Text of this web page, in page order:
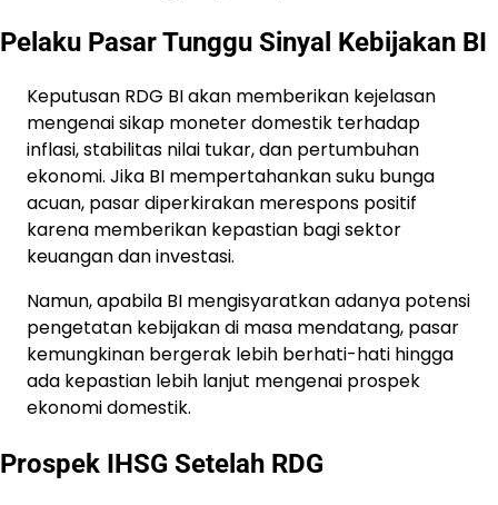
Pelaku Pasar Tunggu Sinyal Kebijakan BI
Keputusan RDG BI akan memberikan kejelasan
mengenai sikap moneter domestik terhadap
inflasi, stabilitas nilai tukar, dan pertumbuhan
ekonomi. Jika BI mempertahankan suku bunga
acuan, pasar diperkirakan merespons positif
karena memberikan kepastian bagi sektor
keuangan dan investasi.
Namun, apabila BI mengisyaratkan adanya potensi
pengetatan kebijakan di masa mendatang, pasar
kemungkinan bergerak lebih berhati-hati hingga
ada kepastian lebih lanjut mengenai prospek
ekonomi domestik.
Prospek IHSG Setelah RDG